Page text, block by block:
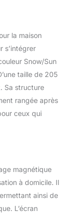
et un
toi
DE
une
rame
la maison
s’intégrer
Snow/Sun
taille de 205
Sa structure
rangée après
ceux qui
magnétique
à domicile. Il
ainsi de
L’écran